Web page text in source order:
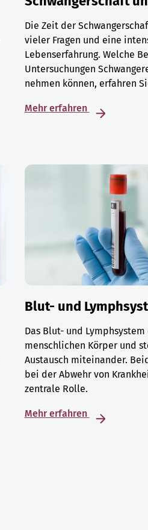
Die Zeit der
vieler Fragen und eine
Lebenserfahrung. Welche
Untersuchungen
nehmen können, erfahren
Mehr erfahren
Blut- und
Das Blut- und
menschlichen Körper und
Austausch miteinander.
bei der Abwehr von
zentrale Rolle.
Mehr erfahren